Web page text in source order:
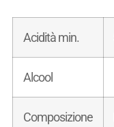
Acidità min.
Alcool
Composizione